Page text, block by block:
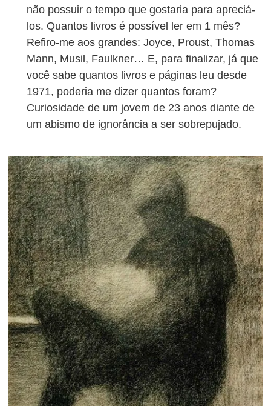
não possuir o tempo que gostaria para apreciá-
los. Quantos livros é possível ler em 1 mês?
Refiro-me aos grandes: Joyce, Proust, Thomas
Mann, Musil, Faulkner… E, para finalizar, já que
você sabe quantos livros e páginas leu desde
1971, poderia me dizer quantos foram?
Curiosidade de um jovem de 23 anos diante de
um abismo de ignorância a ser sobrepujado.